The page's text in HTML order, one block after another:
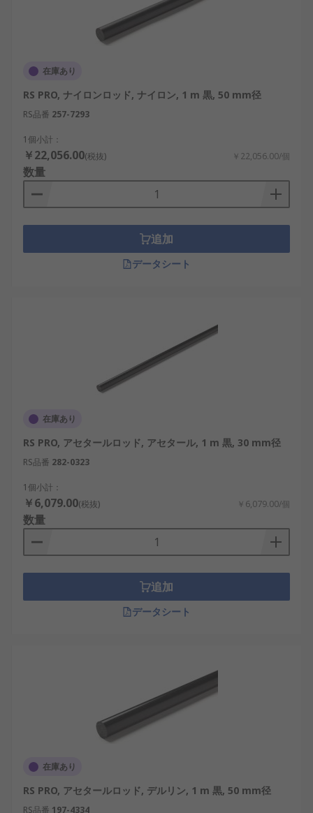
在庫あり
RS PRO, ナイロンロッド, ナイロン, 1 m 黒, 50 mm径
RS品番 257-7293
1個小計：
￥22,056.00(税抜) ￥22,056.00/個
数量
追加
データシート
在庫あり
RS PRO, アセタールロッド, アセタール, 1 m 黒, 30 mm径
RS品番 282-0323
1個小計：
￥6,079.00(税抜) ￥6,079.00/個
数量
追加
データシート
在庫あり
RS PRO, アセタールロッド, デルリン, 1 m 黒, 50 mm径
RS品番 197-4334